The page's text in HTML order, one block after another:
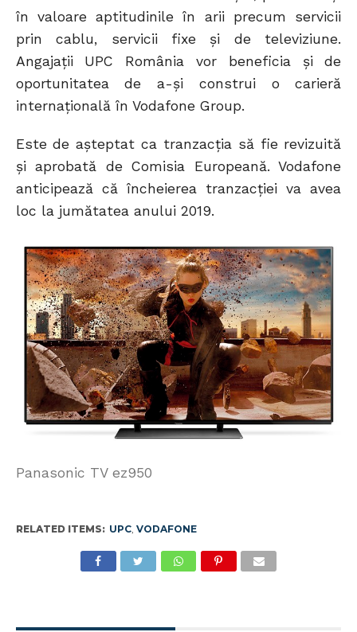
în valoare aptitudinile în arii precum servicii
prin cablu, servicii fixe și de televiziune.
Angajații UPC România vor beneficia și de
oportunitatea de a-și construi o carieră
internațională în Vodafone Group.
Este de așteptat ca tranzacția să fie revizuită
și aprobată de Comisia Europeană. Vodafone
anticipează că încheierea tranzacției va avea
loc la jumătatea anului 2019.
Panasonic TV ez950
RELATED ITEMS: UPC, VODAFONE